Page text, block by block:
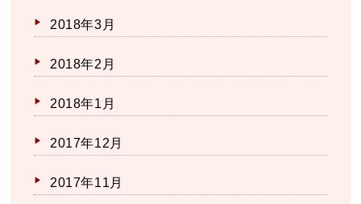
2018年3月
2018年2月
2018年1月
2017年12月
2017年11月